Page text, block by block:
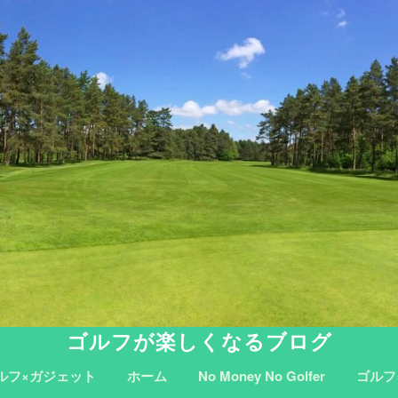
ゴルフが楽しくなるブログ
フ×ガジェット ホーム No Money No Golfer ゴル